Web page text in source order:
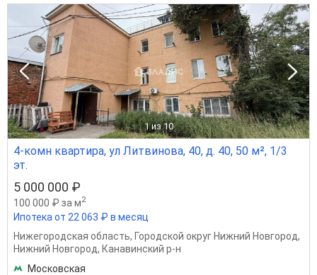
1 из 10
4-комн квартира, ул Литвинова, 40, д. 40, 50 м², 1/3
эт.
5 000 000 ₽
100 000 ₽ за м2
Ипотека от 22 063 ₽ в месяц
Нижегородская область, Городской округ Нижний Новгород,
Нижний Новгород, Канавинский р-н
Московская